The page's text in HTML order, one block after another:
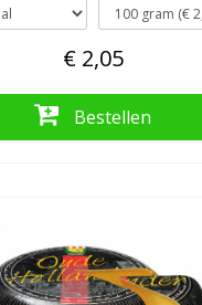
€ 2,05
Bestellen